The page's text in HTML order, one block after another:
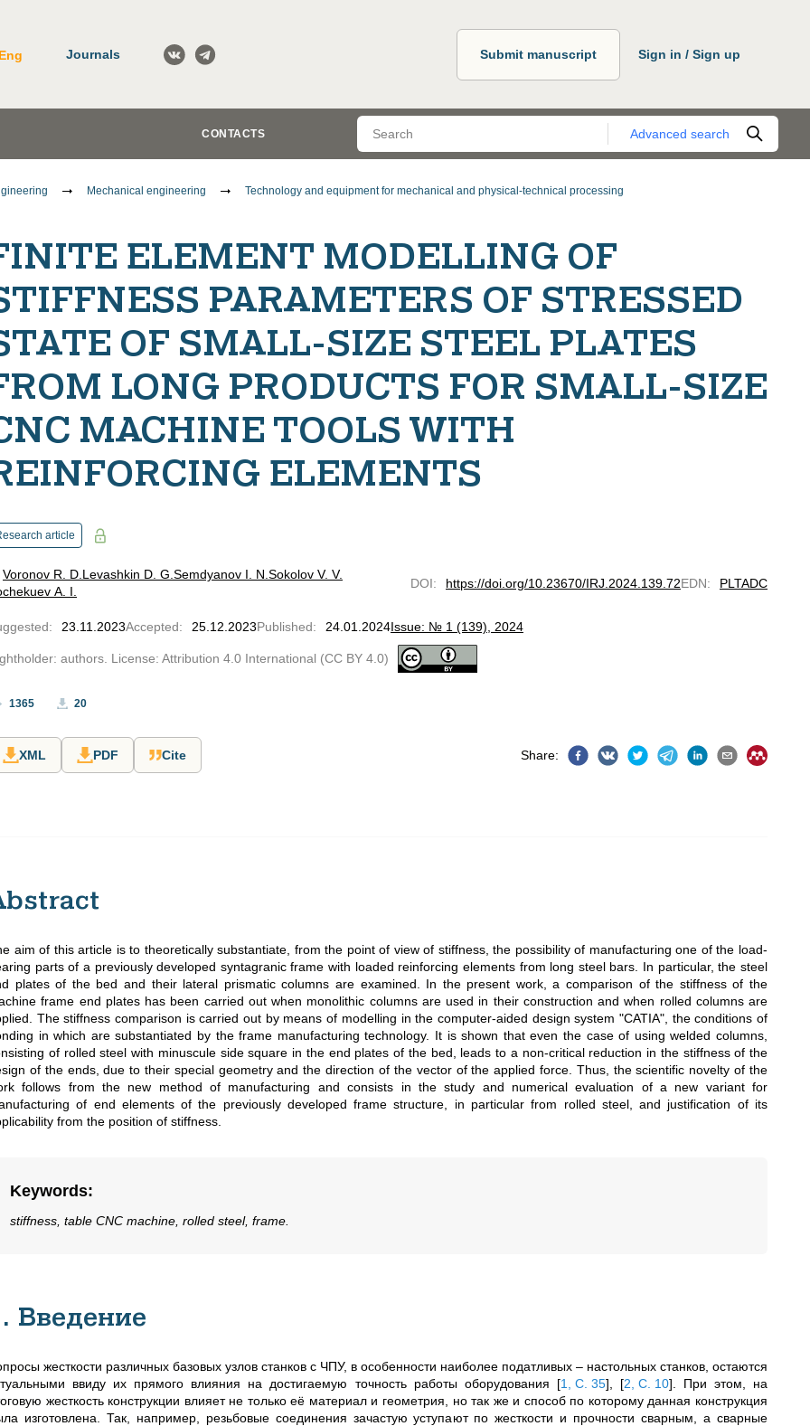
Eng Journals Submit manuscript Sign in / Sign up
CONTACTS Advanced search
Mechanical engineering Technology and equipment for mechanical and physical-technical processing
ELEMENT MODELLING OF
PARAMETERS OF STRESSED
OF SMALL-SIZE STEEL PLATES
LONG PRODUCTS FOR SMALL-SIZE
MACHINE TOOLS WITH
ELEMENTS
article
Voronov R. D. Levashkin D. G. Semdyanov I. N. Sokolov V. V.
A. I.
DOI: https://doi.org/10.23670/IRJ.2024.139.72EDN: PLTADC
: 23.11.2023Accepted: 25.12.2023Published: 24.01.2024Issue: № 1 (139), 2024
authors. License: Attribution 4.0 International (CC BY 4.0)
1365 20
XML PDF Cite Share:
aim of this article is to theoretically substantiate, from the point of view of stiffness, the possibility of manufacturing one of the load-
parts of a previously developed syntagranic frame with loaded reinforcing elements from long steel bars. In particular, the steel
plates of the bed and their lateral prismatic columns are examined. In the present work, a comparison of the stiffness of the
frame end plates has been carried out when monolithic columns are used in their construction and when rolled columns are
The stiffness comparison is carried out by means of modelling in the computer-aided design system "CATIA", the conditions of
in which are substantiated by the frame manufacturing technology. It is shown that even the case of using welded columns,
of rolled steel with minuscule side square in the end plates of the bed, leads to a non-critical reduction in the stiffness of the
of the ends, due to their special geometry and the direction of the vector of the applied force. Thus, the scientific novelty of the
follows from the new method of manufacturing and consists in the study and numerical evaluation of a new variant for
of end elements of the previously developed frame structure, in particular from rolled steel, and justification of its
from the position of stiffness.
Keywords:
stiffness, table CNC machine, rolled steel, frame.
Введение
жесткости различных базовых узлов станков с ЧПУ, в особенности наиболее податливых – настольных станков, остаются
ввиду их прямого влияния на достигаемую точность работы оборудования [1, С. 35] [2, С. 10] . При этом, на
жесткость конструкции влияет не только её материал и геометрия, но так же и способ по которому данная конструкция
изготовлена. Так, например, резьбовые соединения зачастую уступают по жесткости и прочности сварным, а сварные